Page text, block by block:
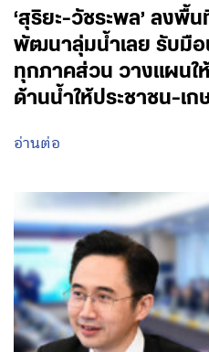
‘สุริยะ-วัชระพล’ ลงพื้
พัฒนาลุ่มน้ำเลย รับมื
ทุกภาคส่วน วางแผนใ
ด้านน้ำให้ประชาชน-เก
อ่านต่อ